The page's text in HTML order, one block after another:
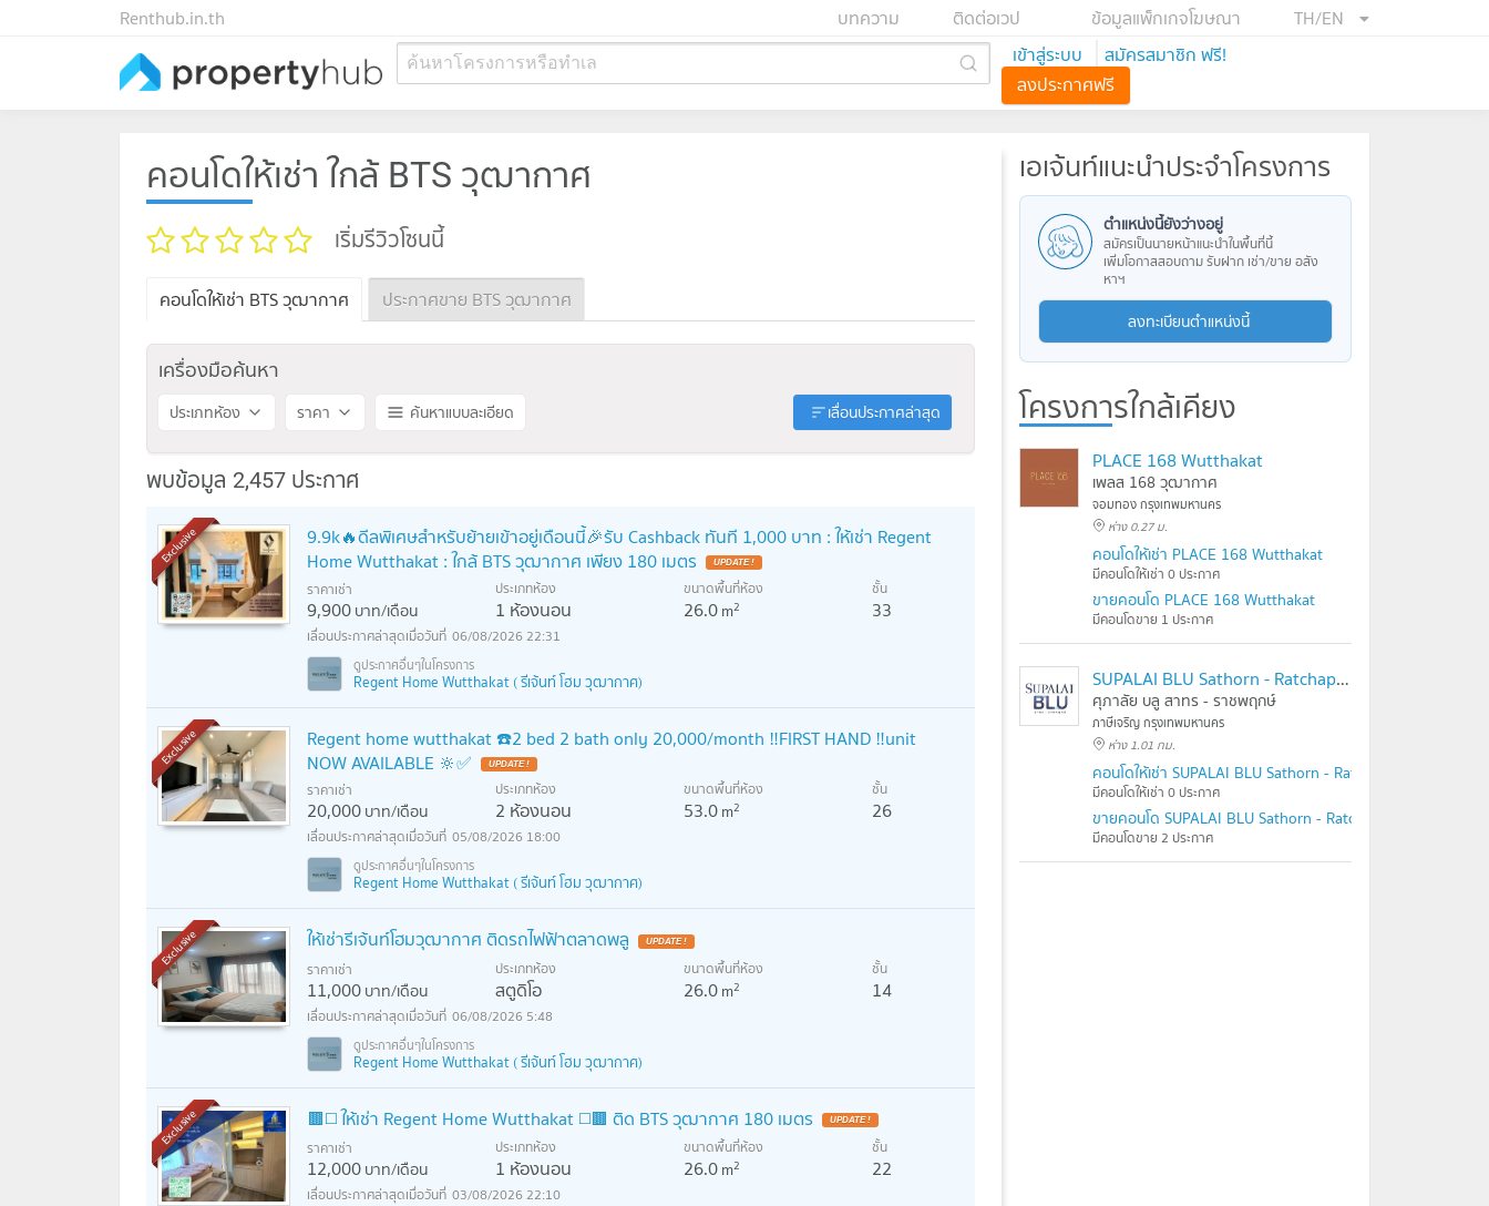
TH/EN
ข้อมูลแพ็กเกจโฆษณา
ติดต่อเวป
บทความ
Renthub.in.th
ค้นหาโครงการหรือทำเล เข้าสู่ระบบ
สมัครสมาชิก ฟรี!
ลงประกาศฟรี
คอนโดให้เช่า ใกล้ BTS วุฒากาศ
เริ่มรีวิวโซนนี้
คอนโดให้เช่า BTS วุฒากาศ ประกาศขาย BTS วุฒากาศ
เครื่องมือค้นหา
ประเภทห้อง ราคา ค้นหาแบบละเอียด เลื่อนประกาศล่าสุด
พบข้อมูล 2,457 ประกาศ
Exclusive
9.9k🔥ดีลพิเศษสำหรับย้ายเข้าอยู่เดือนนี้🎉รับ Cashback ทันที 1,000 บาท : ให้เช่า Regent
Home Wutthakat : ใกล้ BTS วุฒากาศ เพียง 180 เมตร
ราคาเช่า
9,900บาท/เดือน
ประเภทห้อง
1 ห้องนอน
ขนาดพื้นที่ห้อง
26.0m2
ชั้น
33
06/08/2026 22:31
Regent Home Wutthakat ( รีเจ้นท์ โฮม วุฒากาศ)
Exclusive
Regent home wutthakat ☎️2 bed 2 bath only 20,000/month ‼️FIRST HAND ‼️unit
NOW AVAILABLE 🔆✅
ราคาเช่า
20,000บาท/เดือน
ประเภทห้อง
2 ห้องนอน
ขนาดพื้นที่ห้อง
53.0m2
ชั้น
26
05/08/2026 18:00
Regent Home Wutthakat ( รีเจ้นท์ โฮม วุฒากาศ)
Exclusive ให้เช่ารีเจ้นท์โฮมวุฒากาศ ติดรถไฟฟ้าตลาดพลู
ราคาเช่า
11,000บาท/เดือน
ประเภทห้อง
สตูดิโอ
ขนาดพื้นที่ห้อง
26.0m2
ชั้น
14
06/08/2026 5:48
Regent Home Wutthakat ( รีเจ้นท์ โฮม วุฒากาศ)
Exclusive 🟫◻️ ให้เช่า Regent Home Wutthakat ◻️🟫 ติด BTS วุฒากาศ 180 เมตร
ราคาเช่า
12,000บาท/เดือน
ประเภทห้อง
1 ห้องนอน
ขนาดพื้นที่ห้อง
26.0m2
ชั้น
22
03/08/2026 22:10
เอเจ้นท์แนะนำประจำโครงการ
ตำแหน่งนี้ยังว่างอยู่
สมัครเป็นนายหน้าแนะนำในพื้นที่นี้
เพิ่มโอกาสสอบถาม รับฝาก เช่า/ขาย อสัง
หาฯ
ลงทะเบียนตำแหน่งนี้
โครงการใกล้เคียง
PLACE 168 Wutthakat
เพลส 168 วุฒากาศ
จอมทอง กรุงเทพมหานคร
ห่าง 0.27 ม.
คอนโดให้เช่า PLACE 168 Wutthakat
มีคอนโดให้เช่า 0 ประกาศ
ขายคอนโด PLACE 168 Wutthakat
มีคอนโดขาย 1 ประกาศ
SUPALAI BLU Sathorn - Ratchaphruek
ศุภาลัย บลู สาทร - ราชพฤกษ์
ภาษีเจริญ กรุงเทพมหานคร
ห่าง 1.01 กม.
คอนโดให้เช่า SUPALAI BLU Sathorn - Ratchaphruek
มีคอนโดให้เช่า 0 ประกาศ
ขายคอนโด SUPALAI BLU Sathorn - Ratchaphruek
มีคอนโดขาย 2 ประกาศ